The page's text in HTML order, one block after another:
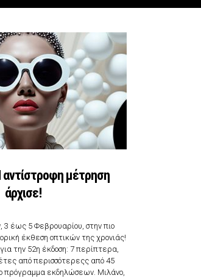
αντίστροφη μέτρηση
άρχισε!
3 έως 5 Φεβρουαρίου, στην πιο
έκθεση οπτικών της χρονιάς!
την 52η έκδοση: 7 περίπτερα,
από περισσότερεςς από 45
πρόγραμμα εκδηλώσεων. Μιλάνο,